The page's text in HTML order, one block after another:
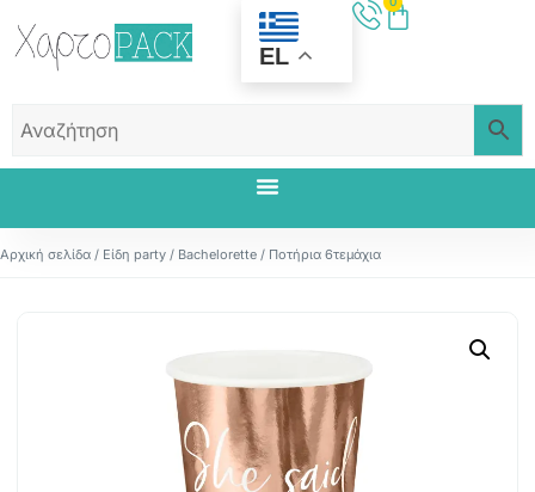
EL
Αρχική σελίδα / Είδη party / Bachelorette / Ποτήρια 6τεμάχια